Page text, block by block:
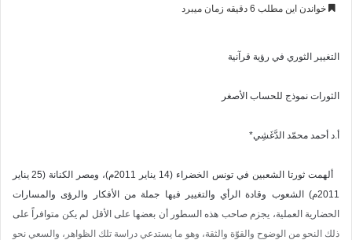
خواندن این مطلب 6 دقیقه زمان میبرد
التغيير الثوري في رؤية قرآنية
الثورات نموذج للحساب الأصغر
أ.د أحمد محمّد الدَّغَشِي*
ألهمت ثورتا الشعبين في تونس الخضراء (14 يناير 2011م)، ومصر الكنانة (25 يناير
2011م) الشعوب وقادة الرأي والتغيير فيها جملة من الأفكار والرؤى والمسارات
الحضارية العملية، يجزم صاحب هذه السطور أن بعضها على الأقل لم يكن متوافراً على
ذلك النحو من الوضوح والقوّة والثقة، وهو ما يستدعي دراسة تلك الظواهر، والسعي نحو